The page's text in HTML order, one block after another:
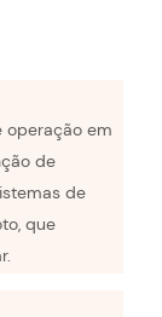
operação em
de
de
que